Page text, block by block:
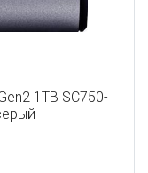
1TB SC750-